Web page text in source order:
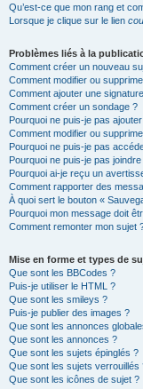
Qu’est-ce que mon rang et
Lorsque je clique sur le lien
Problèmes liés à la
Comment créer un nouveau
Comment modifier ou
Comment ajouter une
Comment créer un sondage ?
Pourquoi ne puis-je pas
Comment modifier ou
Pourquoi ne puis-je pas
Pourquoi ne puis-je pas
Pourquoi ai-je reçu un
Comment rapporter des
À quoi sert le bouton «
Pourquoi mon message doit
Comment remonter mon sujet
Mise en forme et types de
Que sont les BBCodes ?
Puis-je utiliser le HTML ?
Que sont les smileys ?
Puis-je publier des images ?
Que sont les annonces
Que sont les annonces ?
Que sont les sujets épinglés ?
Que sont les sujets verrouillés
Que sont les icônes de sujet ?